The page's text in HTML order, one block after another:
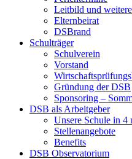
Leitbild und
Elternbeirat
DSBrand
Schulträger
Schulverein
Vorstand
Gründung der DSB
Sponsoring –
DSB als Arbeitgeber
Unsere Schule in 4
Stellenangebote
Benefits
DSB Observatorium